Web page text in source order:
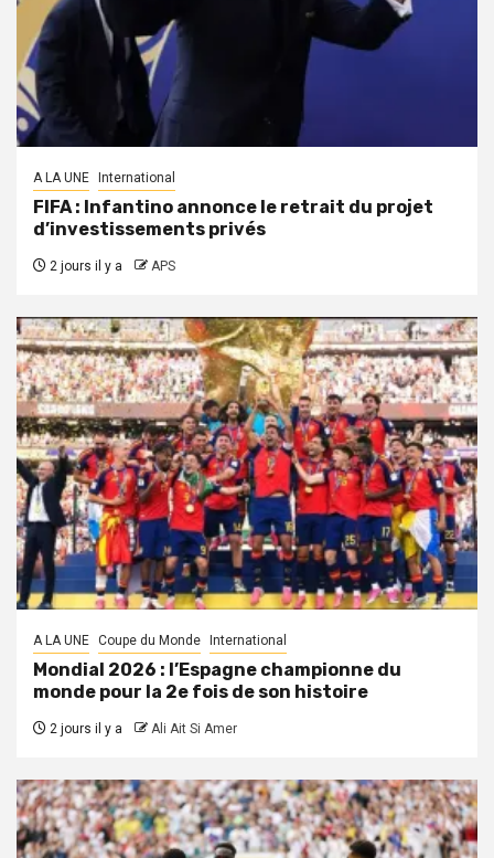
A LA UNE International
FIFA : Infantino annonce le retrait du projet
d’investissements privés
2 jours il y a APS
A LA UNE Coupe du Monde International
Mondial 2026 : l’Espagne championne du
monde pour la 2e fois de son histoire
2 jours il y a Ali Ait Si Amer